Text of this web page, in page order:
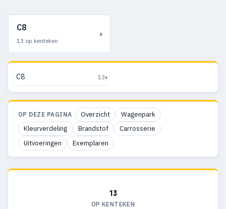
C8
13 op kenteken
›
C8 13›
OP DEZE PAGINA Overzicht
Wagenpark
Kleurverdeling
Brandstof
Carrosserie
Uitvoeringen
Exemplaren
13
OP KENTEKEN